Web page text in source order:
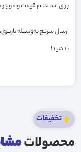
برای استعلام قیمت و
ارسال سریع به‌وسیله
ندهید!
تخفیفات
محصولات